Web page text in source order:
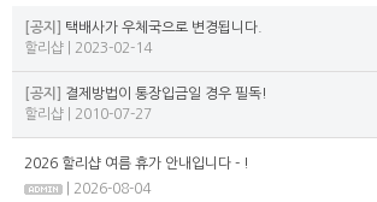
[공지]
택배사가 우체국으로 변경됩니다.
할리샵 | 2023-02-14
[공지]
결제방법이 통장입금일 경우 필독!
할리샵 | 2010-07-27
2026 할리샵 여름 휴가 안내입니다 - !
| 2026-08-04